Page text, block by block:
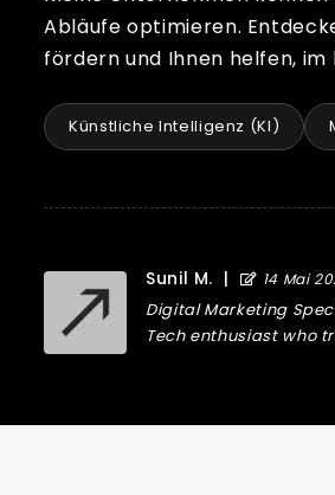
Abläufe optimieren.
fördern und Ihnen helfen,
Künstliche Intelligenz (KI)
Sunil M. | 14 Mai
Digital Marketing
Tech enthusiast who